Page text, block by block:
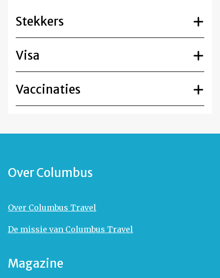
Stekkers
Visa
Vaccinaties
Over Columbus
Over Columbus Travel
De missie van Columbus Travel
Magazine